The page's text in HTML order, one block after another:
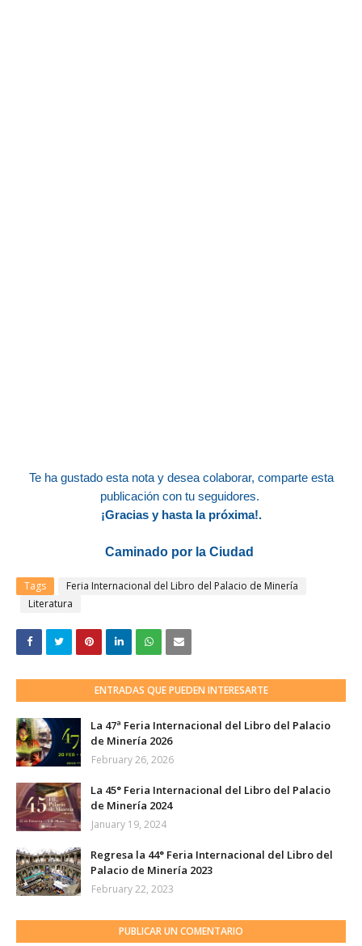
Te ha gustado esta nota y desea colaborar, comparte esta
publicación con tu seguidores.
¡Gracias y hasta la próxima!.
Caminado por la Ciudad
Tags
Feria Internacional del Libro del Palacio de Minería
Literatura
ENTRADAS QUE PUEDEN INTERESARTE
La 47ª Feria Internacional del Libro del Palacio
de Minería 2026
February 26, 2026
La 45° Feria Internacional del Libro del Palacio
de Minería 2024
January 19, 2024
Regresa la 44° Feria Internacional del Libro del
Palacio de Minería 2023
February 22, 2023
PUBLICAR UN COMENTARIO